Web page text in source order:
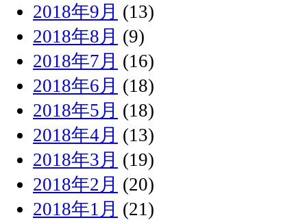
2018年9月 (13)
2018年8月 (9)
2018年7月 (16)
2018年6月 (18)
2018年5月 (18)
2018年4月 (13)
2018年3月 (19)
2018年2月 (20)
2018年1月 (21)